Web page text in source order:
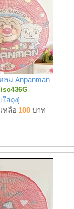
ม Anpanman
ใส่ถุง]
หลือ 100 บาท